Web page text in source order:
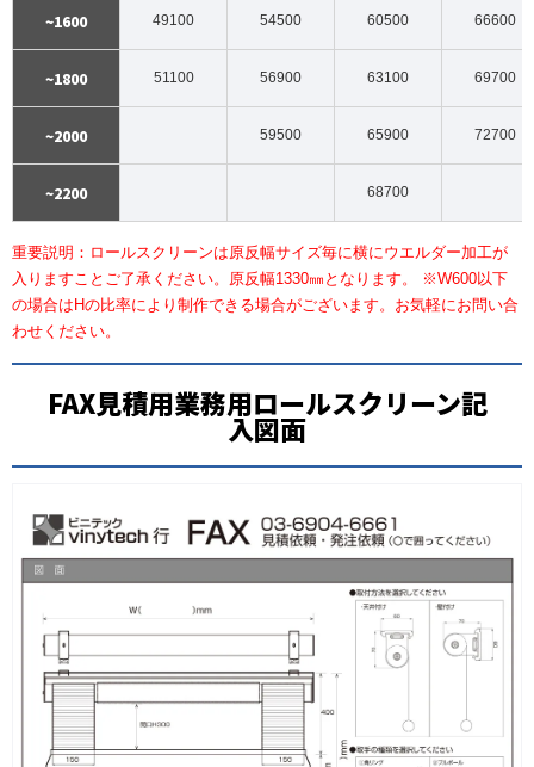
~1600 49100 54500 60500 66600
~1800 51100 56900 63100 69700
~2000 59500 65900 72700
~2200 68700
重要説明：ロールスクリーンは原反幅サイズ毎に横にウエルダー加工が
入りますことご了承ください。原反幅1330㎜となります。 ※W600以下
の場合はHの比率により制作できる場合がございます。お気軽にお問い合
わせください。
FAX見積用業務用ロールスクリーン記
入図面